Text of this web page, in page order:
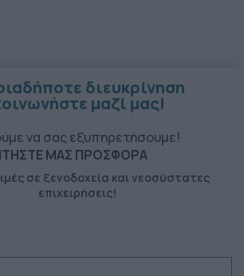
διευκρίνηση
μαζί μας!
να σας εξυπηρετήσουμε!
ΜΑΣ ΠΡΟΣΦΟΡΑ
σε ξενοδοχεία και νεοσύστατες
επιχειρήσεις!